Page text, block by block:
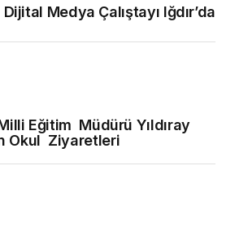
Dijital Medya Çalıştayı Iğdır’da
Eğitim Müdürü Yıldıray
Okul Ziyaretleri